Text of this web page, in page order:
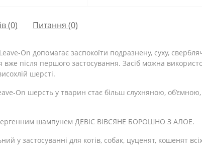
(0) Питання (0)
On допомагає заспокоїти подразнену, суху,
після першого застосування. Засіб можна
шерсті.
On шерсть у тварин стає більш слухняною, об’ємною,
шампунем ДЕВІС ВІВСЯНЕ БОРОШНО З АЛОЕ.
у застосуванні для котів, собак, цуценят, кошенят